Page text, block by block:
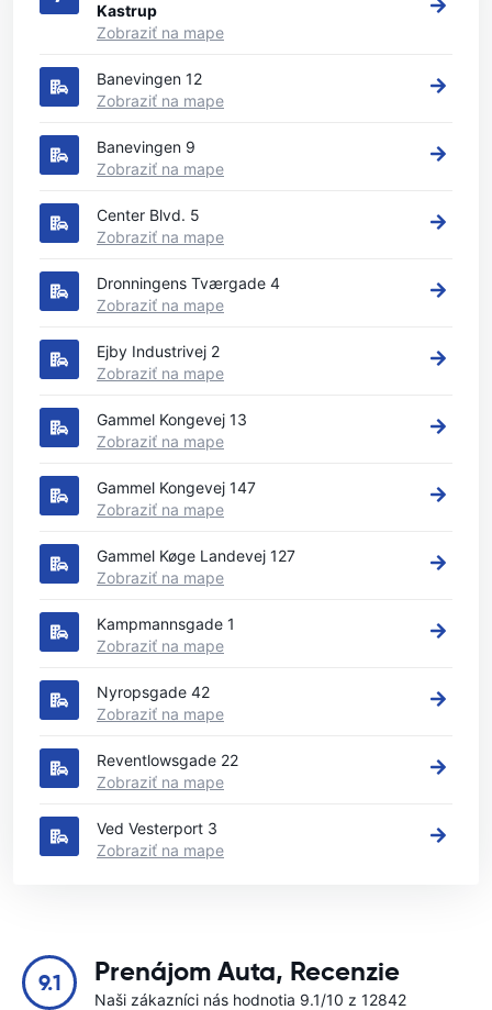
Kastrup
Zobraziť na mape
Banevingen 12
Zobraziť na mape
Banevingen 9
Zobraziť na mape
Center Blvd. 5
Zobraziť na mape
Dronningens Tværgade 4
Zobraziť na mape
Ejby Industrivej 2
Zobraziť na mape
Gammel Kongevej 13
Zobraziť na mape
Gammel Kongevej 147
Zobraziť na mape
Gammel Køge Landevej 127
Zobraziť na mape
Kampmannsgade 1
Zobraziť na mape
Nyropsgade 42
Zobraziť na mape
Reventlowsgade 22
Zobraziť na mape
Ved Vesterport 3
Zobraziť na mape
9.1 Prenájom Auta, Recenzie
Naši zákazníci nás hodnotia 9.1/10 z 12842